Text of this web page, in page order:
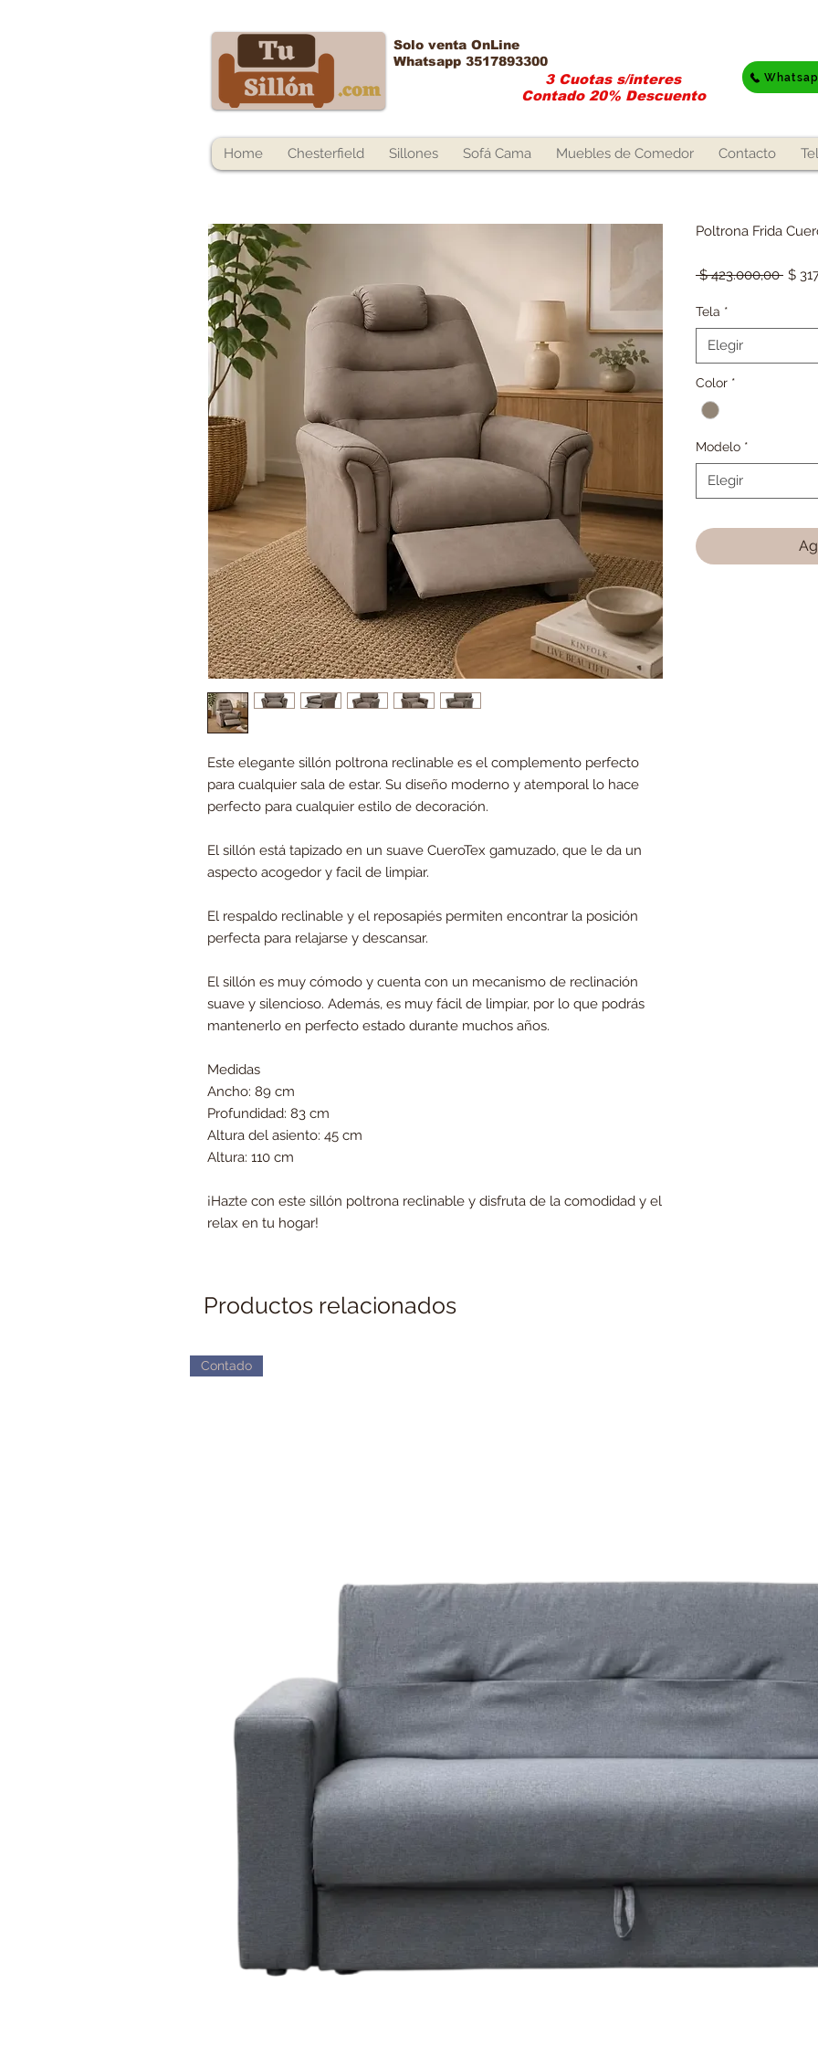
Solo venta OnLine​
Whatsapp 3517893300
3 Cuotas s/interes
Contado 20% Descuento
Home Chesterfield Sillones Sofá Cama Muebles de Comedor Contacto
Este elegante sillón poltrona reclinable es el complemento perfecto
para cualquier sala de estar. Su diseño moderno y atemporal lo hace
perfecto para cualquier estilo de decoración.
El sillón está tapizado en un suave CueroTex gamuzado, que le da un
aspecto acogedor y facil de limpiar.
El respaldo reclinable y el reposapiés permiten encontrar la posición
perfecta para relajarse y descansar.
El sillón es muy cómodo y cuenta con un mecanismo de reclinación
suave y silencioso. Además, es muy fácil de limpiar, por lo que podrás
mantenerlo en perfecto estado durante muchos años.
Medidas
Ancho: 89 cm
Profundidad: 83 cm
Altura del asiento: 45 cm
Altura: 110 cm
¡Hazte con este sillón poltrona reclinable y disfruta de la comodidad y el
relax en tu hogar!
Poltrona Frida
$ 423.000,00 $
Tela *
Elegir
Color *
Modelo *
Elegir
Productos relacionados
Contado